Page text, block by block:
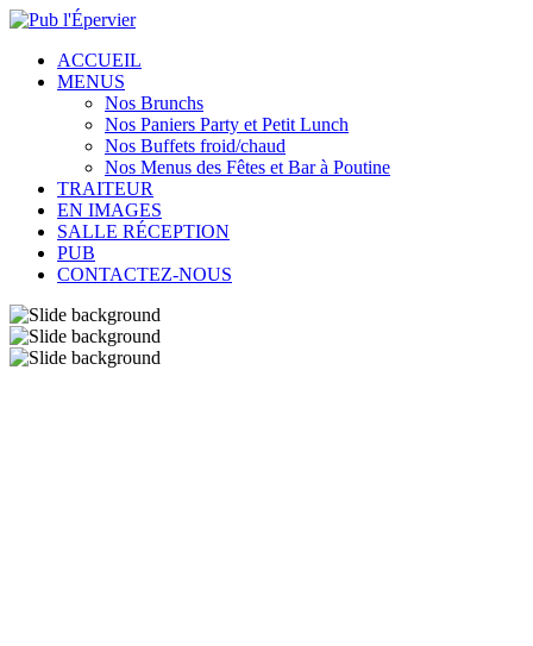
ACCUEIL
MENUS
Nos Brunchs
Nos Paniers Party et Petit Lunch
Nos Buffets froid/chaud
Nos Menus des Fêtes et Bar à Poutine
TRAITEUR
EN IMAGES
SALLE RÉCEPTION
PUB
CONTACTEZ-NOUS